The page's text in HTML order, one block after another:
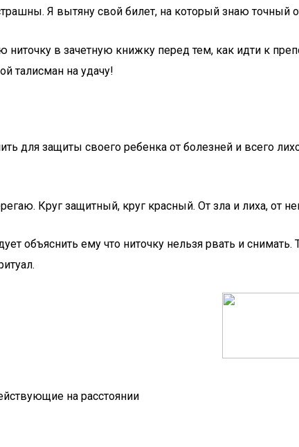
Я вытяну свой билет, на который знаю точный
в зачетную книжку перед тем, как идти к
талисман на удачу!
для защиты своего ребенка от болезней и всего
Круг защитный, круг красный. От зла и лиха, от
объяснить ему что ниточку нельзя рвать и
на расстоянии